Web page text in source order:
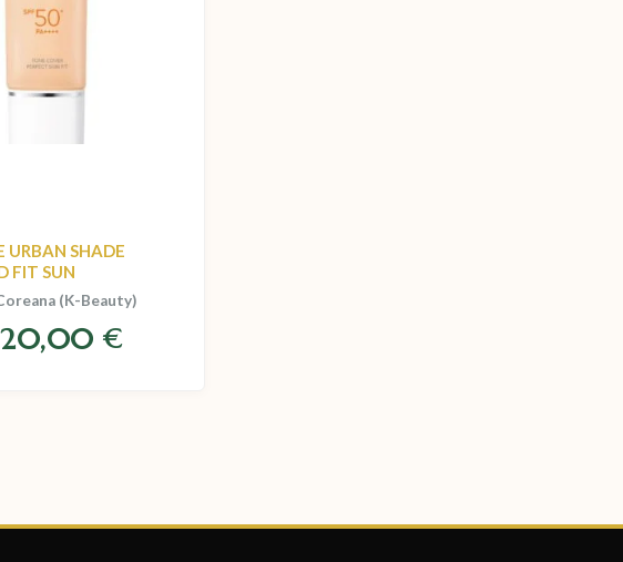
URBAN SHADE
FIT SUN
(K-Beauty)
20,00 €